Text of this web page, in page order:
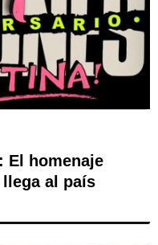
El homenaje
al país